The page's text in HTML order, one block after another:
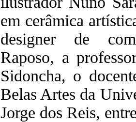
em cerâmica
designer de
Raposo, a
Sidoncha, o
Belas Artes da
Jorge dos Reis,